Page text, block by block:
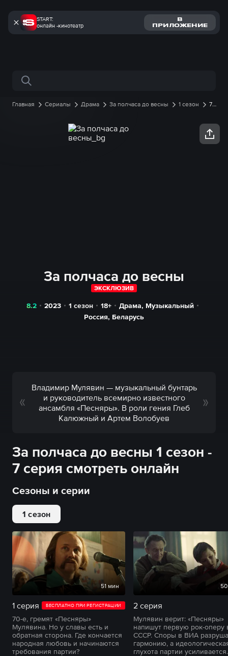
START:
онлайн -кинотеатр
В
ПРИЛОЖЕНИЕ
Поиск по сайту
Главная Сериалы Драма За полчаса до весны 1 сезон
7
За полчаса до весны
ЭКСКЛЮЗИВ
8.2 2023 1 сезон 18+ Драма, Музыкальный
Россия, Беларусь
Владимир Мулявин — музыкальный бунтарь
и руководитель всемирно известного
ансамбля «Песняры». В роли гения Глеб
Калюжный и Артем Волобуев
За полчаса до весны 1 сезон -
7 серия смотреть онлайн
Сезоны и серии
1 сезон
51 мин
1 серия БЕСПЛАТНО ПРИ РЕГИСТРАЦИИ
70-е, гремят «Песняры»
Мулявина. Но у славы есть и
обратная сторона. Где кончается
народная любовь и начинаются
требования партии?
2 серия
Мулявин верит: «Песняры»
напишут первую рок-оперу
СССР. Споры в ВИА
гармонию, а
глухота партии усиливается.